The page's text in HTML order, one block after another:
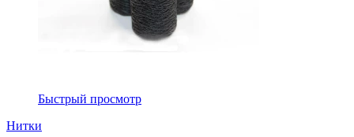
Быстрый просмотр
Нитки